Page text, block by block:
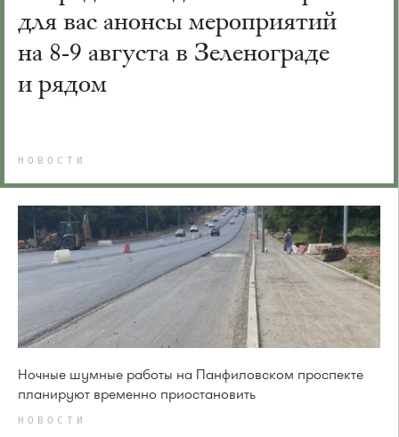
для вас анонсы мероприятий
на 8-9 августа в Зеленограде
и рядом
НОВОСТИ
Ночные шумные работы на Панфиловском проспекте
планируют временно приостановить
НОВОСТИ